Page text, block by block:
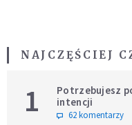
NAJCZĘŚCIEJ
1
Potrzebujesz
intencji
62 komentarzy